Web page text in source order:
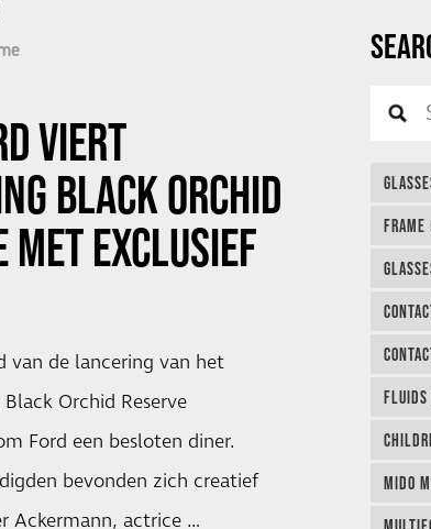
VIERT
BLACK ORCHID
MET EXCLUSIEF
van de lancering van het
Orchid Reserve
Ford een besloten diner.
bevonden zich creatief
Ackermann, actrice …
MIDO